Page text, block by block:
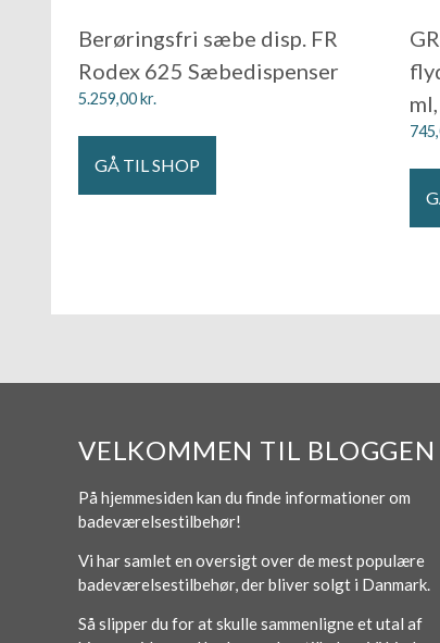
Berøringsfri sæbe disp. FR
Rodex 625 Sæbedispenser
5.259,00kr.
GÅ TIL SHOP
VELKOMMEN TIL BLOGGEN
På hjemmesiden kan du finde informationer om
badeværelsestilbehør!
Vi har samlet en oversigt over de mest populære
badeværelsestilbehør, der bliver solgt i Danmark.
Så slipper du for at skulle sammenligne et utal af